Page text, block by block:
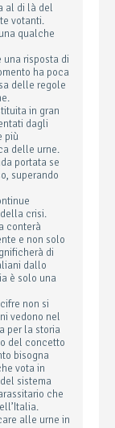
al di là del
votanti.
qualche
una risposta di
ha poca
delle regole
in gran
dagli
più
delle urne.
portata se
superando
crisi.
conterà
e non solo
di
dallo
è solo una
non si
vedono nel
per la storia
del concetto
bisogna
vota in
sistema
che
alle urne in